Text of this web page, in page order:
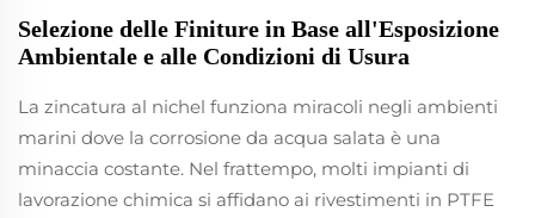
Selezione delle Finiture in Base all'Esposizione
Ambientale e alle Condizioni di Usura
La zincatura al nichel funziona miracoli negli ambienti
marini dove la corrosione da acqua salata è una
minaccia costante. Nel frattempo, molti impianti di
lavorazione chimica si affidano ai rivestimenti in PTFE